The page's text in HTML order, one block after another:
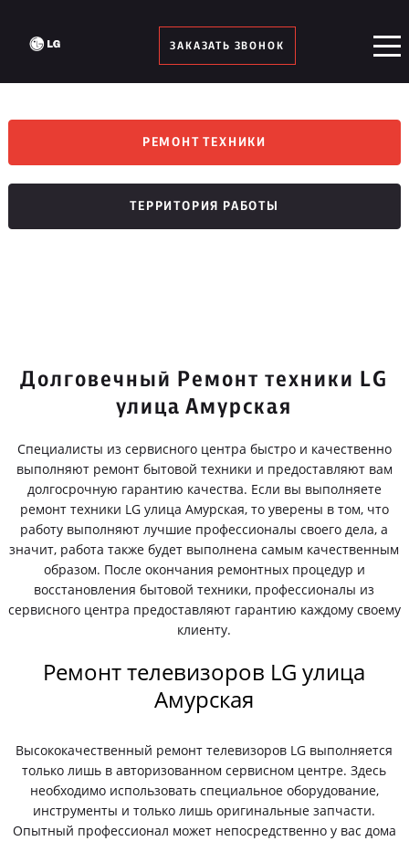
ЗАКАЗАТЬ ЗВОНОК
РЕМОНТ ТЕХНИКИ
ТЕРРИТОРИЯ РАБОТЫ
Долговечный Ремонт техники LG
улица Амурская
Специалисты из сервисного центра быстро и качественно
выполняют ремонт бытовой техники и предоставляют вам
долгосрочную гарантию качества. Если вы выполняете
ремонт техники LG улица Амурская, то уверены в том, что
работу выполняют лучшие профессионалы своего дела, а
значит, работа также будет выполнена самым качественным
образом. После окончания ремонтных процедур и
восстановления бытовой техники, профессионалы из
сервисного центра предоставляют гарантию каждому своему
клиенту.
Ремонт телевизоров LG улица
Амурская
Высококачественный ремонт телевизоров LG выполняется
только лишь в авторизованном сервисном центре. Здесь
необходимо использовать специальное оборудование,
инструменты и только лишь оригинальные запчасти.
Опытный профессионал может непосредственно у вас дома